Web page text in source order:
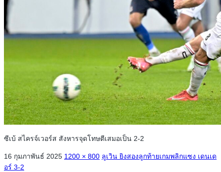
ซีเบ้ สไครจ์เวอร์ส สังหารจุดโทษตีเสมอเป็น 2-2
16 กุมภาพันธ์ 2025 1200 × 800 ลูเวิน ยิงสองลูกท้ายเกมพลิกแซง เดนเด
อร์ 3-2